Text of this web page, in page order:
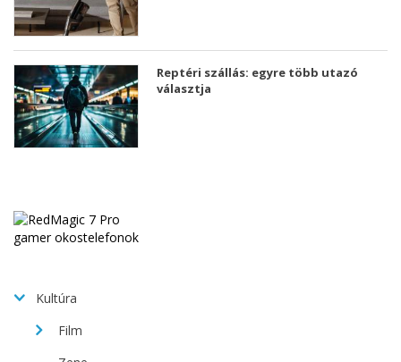
Reptéri szállás: egyre több utazó
választja
Kultúra
Film